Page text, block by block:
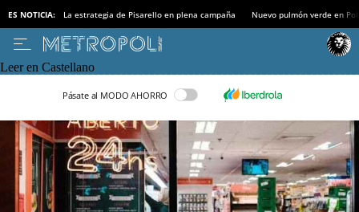
ES NOTICIA: La estrategia de Pisarello en plena campaña Nuevo pulmón verde en
Leer en Castellano
Pásate al MODO AHORRO